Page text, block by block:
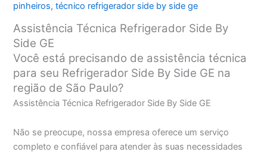
pinheiros,técnico refrigerador side by side ge
Assistência Técnica Refrigerador Side By
Side GE
Você está precisando de assistência técnica
para seu Refrigerador Side By Side GE na
região de São Paulo?
Assistência Técnica Refrigerador Side By Side GE
Não se preocupe, nossa empresa oferece um serviço
completo e confiável para atender às suas necessidades